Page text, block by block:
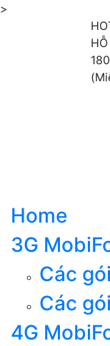
>
Home
3G
Các
Các
4G